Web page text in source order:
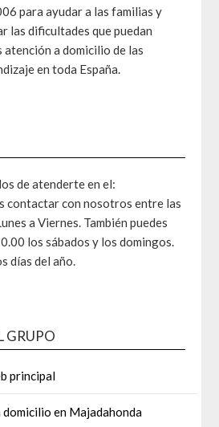
para ayudar a las familias y
las dificultades que puedan
atención a domicilio de las
en toda España.
de atenderte en el:
contactar con nosotros entre las
a Viernes. También puedes
los sábados y los domingos.
días del año.
GRUPO
principal
en Majadahonda